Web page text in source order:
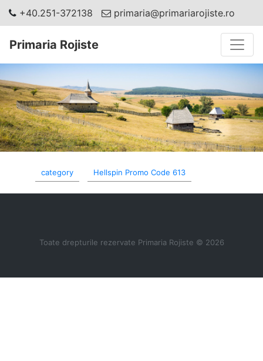
+40.251-372138 primaria@primariarojiste.ro
Primaria Rojiste
category Hellspin Promo Code 613
Toate drepturile rezervate Primaria Rojiste © 2026